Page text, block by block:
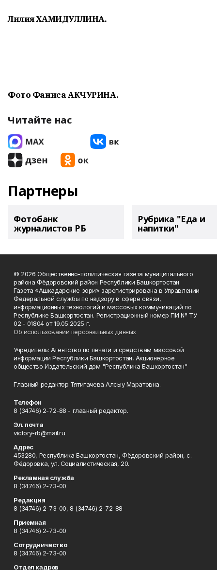
Лилия ХАМИДУЛЛИНА.
Фото Фаниса АКЧУРИНА.
Читайте нас
Партнеры
Фотобанк
журналистов РБ
Рубрика "Еда и
напитки"
© 2026 Общественно-политическая газета муниципального
района Фёдоровский район Республики Башкортостан
Газета «Ашкадарские зори» зарегистрирована в Управлении
Федеральной службы по надзору в сфере связи,
информационных технологий и массовых коммуникаций по
Республике Башкортостан. Регистрационный номер ПИ № ТУ
02 - 01804 от 19.05.2025 г.
Об использовании персональных данных
Учредитель: Агентство по печати и средствам массовой
информации Республики Башкортостан, Акционерное
общество Издательский дом "Республика Башкортостан"
Главный редактор Тятигачева Алсыу Маратовна.
Телефон
8 (34746) 2-72-88 - главный редактор.
Эл. почта
victory-rb@mail.ru
Адрес
453280, Республика Башкортостан, Фёдоровский район, с.
Фёдоровка, ул. Социалистическая, 20.
Рекламная служба
8 (34746) 2-73-00
Редакция
8 (34746) 2-73-00, 8 (34746) 2-72-88
Приемная
8 (34746) 2-73-00
Сотрудничество
8 (34746) 2-73-00
Отдел кадров